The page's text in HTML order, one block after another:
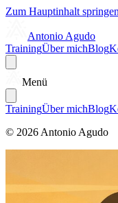
Zum Hauptinhalt springen
Antonio Agudo
TrainingÜber michBlog
Menü
TrainingÜber michBlog
© 2026 Antonio Agudo